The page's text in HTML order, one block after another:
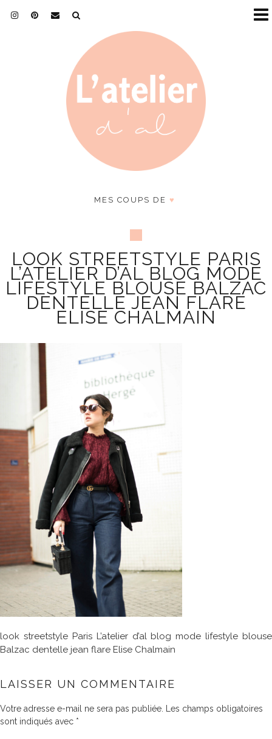
MES COUPS DE ♥
LOOK STREETSTYLE PARIS
L’ATELIER D’AL BLOG MODE
LIFESTYLE BLOUSE BALZAC
DENTELLE JEAN FLARE
ELISE CHALMAIN
look streetstyle Paris L’atelier d’al blog mode lifestyle blouse
Balzac dentelle jean flare Elise Chalmain
LAISSER UN COMMENTAIRE
Votre adresse e-mail ne sera pas publiée.
Les champs obligatoires
sont indiqués avec *